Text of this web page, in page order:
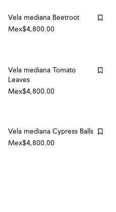
Vela mediana Beetroot
Mex$4,800.00
Vela mediana Tomato
Leaves
Mex$4,800.00
Vela mediana Cypress Balls
Mex$4,800.00